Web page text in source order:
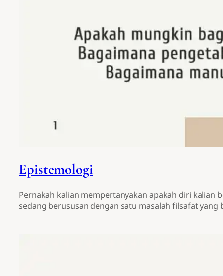
Epistemologi
Pernakah kalian mempertanyakan apakah diri kalian
sedang berususan dengan satu masalah filsafat